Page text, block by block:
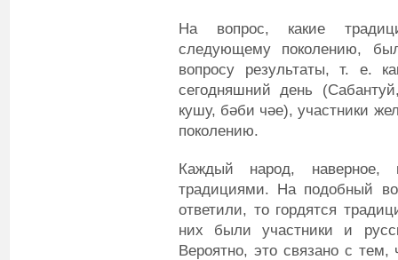
На вопрос, какие
следующему поколению,
вопросу результаты, т. е.
сегодняшний день
кушу, бәби чәе), участники
поколению.
Каждый народ, наверное,
традициями. На подобный
ответили, то гордятся
них были участники и
Вероятно, это связано с